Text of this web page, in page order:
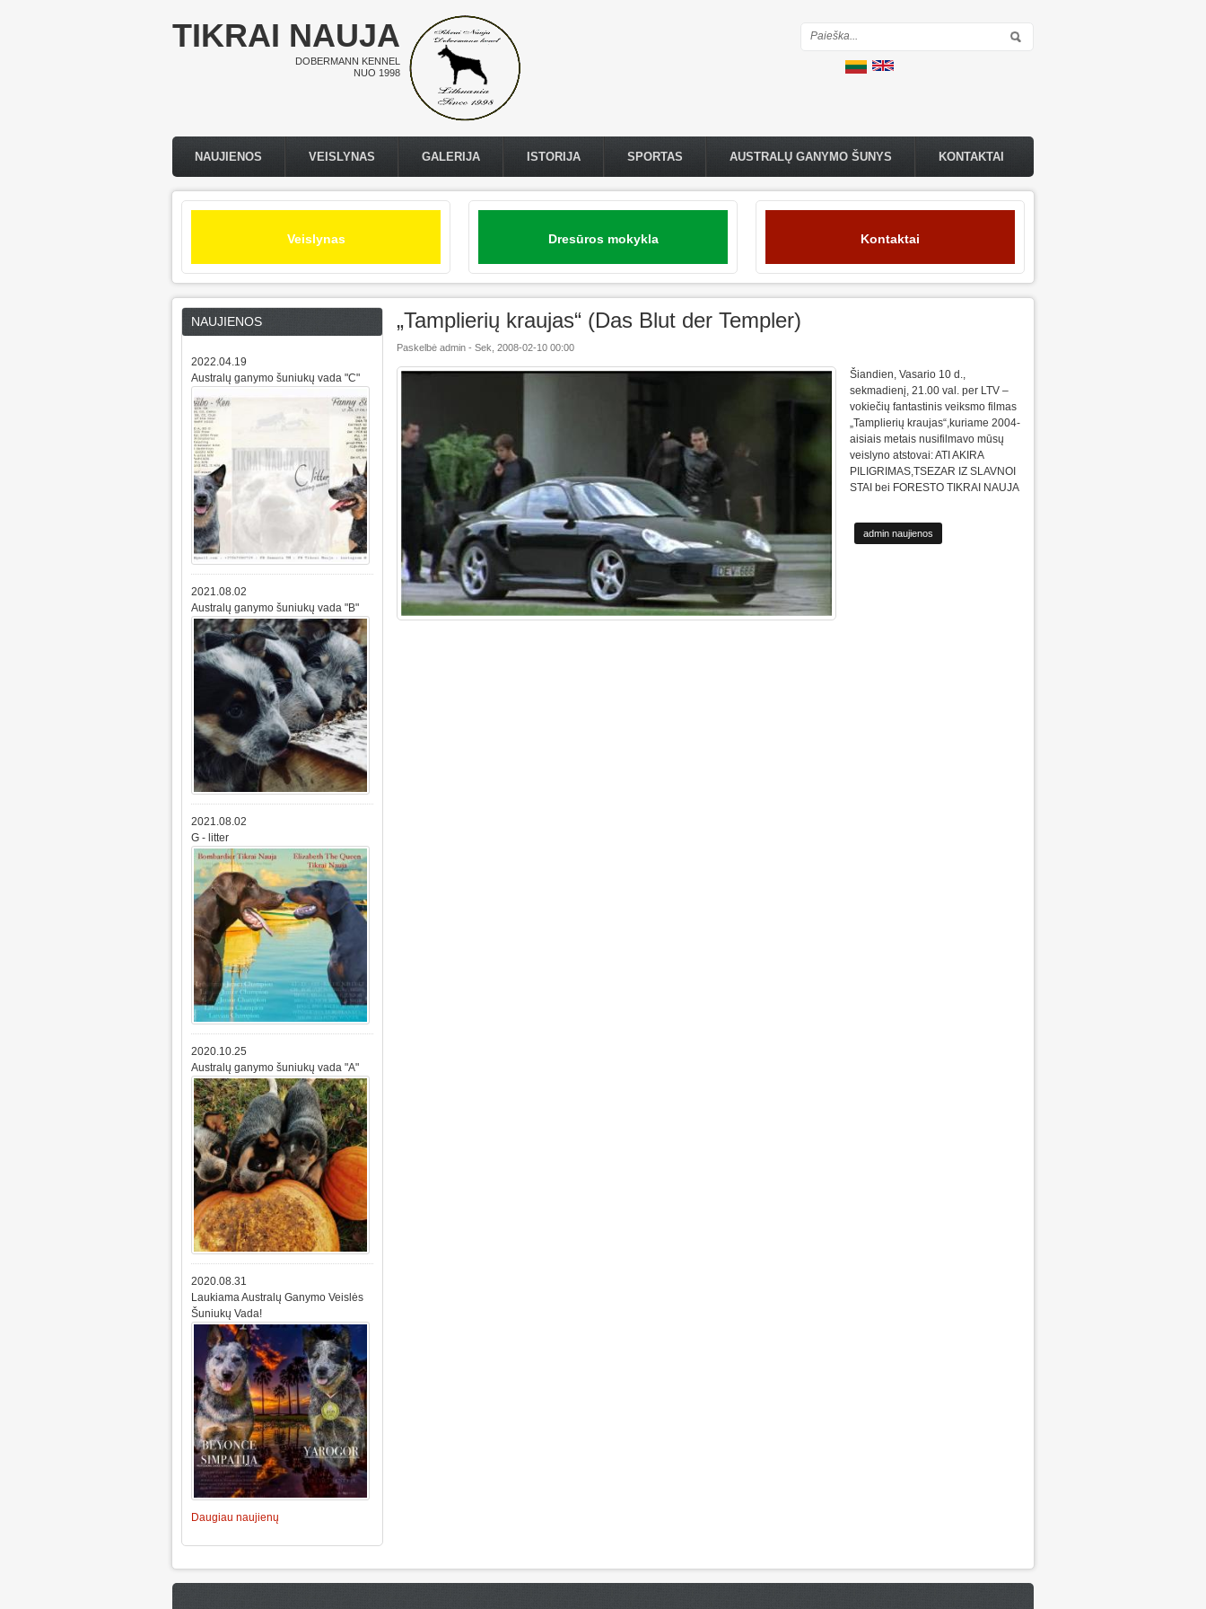
TIKRAI NAUJA
DOBERMANN KENNEL
NUO 1998
Paieškos forma
Pagrindinis meniu
NAUJIENOS VEISLYNAS GALERIJA ISTORIJA SPORTAS AUSTRALŲ GANYMO ŠUNYS KONTAKTAI
Veislynas Dresūros mokykla Kontaktai
„Tamplierių kraujas“ (Das Blut der Templer)
Paskelbė admin - Sek, 2008-02-10 00:00
Šiandien, Vasario 10 d.,
sekmadienį, 21.00 val. per LTV –
vokiečių fantastinis veiksmo filmas
„Tamplierių kraujas“,kuriame 2004-
aisiais metais nusifilmavo mūsų
veislyno atstovai: ATI AKIRA
PILIGRIMAS,TSEZAR IZ SLAVNOI
STAI bei FORESTO TIKRAI NAUJA
admin naujienos
NAUJIENOS
2022.04.19
Australų ganymo šuniukų vada "C"
2021.08.02
Australų ganymo šuniukų vada "B"
2021.08.02
G - litter
2020.10.25
Australų ganymo šuniukų vada "A"
2020.08.31
Laukiama Australų Ganymo Veislės
Šuniukų Vada!
Daugiau naujienų